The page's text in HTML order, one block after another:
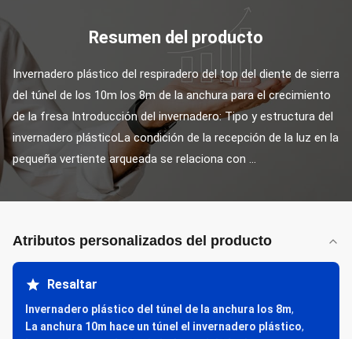
Resumen del producto
Invernadero plástico del respiradero del top del diente de sierra
del túnel de los 10m los 8m de la anchura para el crecimiento
de la fresa Introducción del invernadero: Tipo y estructura del
invernadero plásticoLa condición de la recepción de la luz en la
pequeña vertiente arqueada se relaciona con ...
Atributos personalizados del producto
Resaltar
Invernadero plástico del túnel de la anchura los 8m,
La anchura 10m hace un túnel el invernadero plástico,